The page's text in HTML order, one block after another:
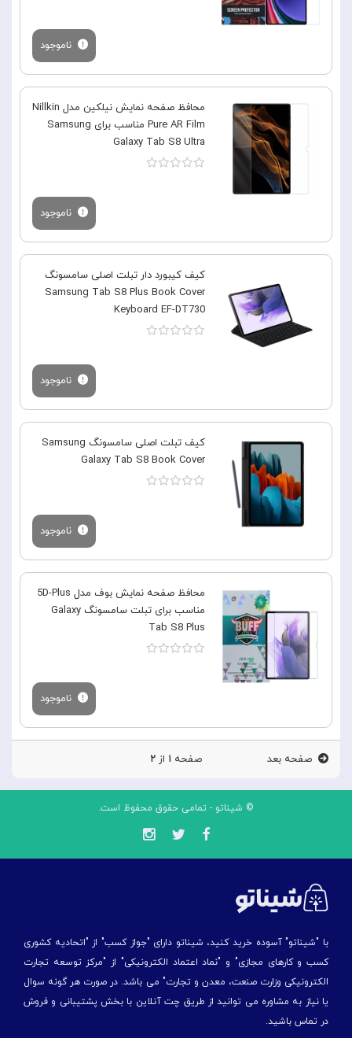
ناموجود
محافظ صفحه نمایش نیلکین مدل Nillkin
Pure AR Film مناسب برای Samsung
Galaxy Tab S8 Ultra
ناموجود
کیف کیبورد دار تبلت اصلی سامسونگ
Samsung Tab S8 Plus Book Cover
Keyboard EF-DT730
ناموجود
کیف تبلت اصلی سامسونگ Samsung
Galaxy Tab S8 Book Cover
ناموجود
محافظ صفحه نمایش بوف مدل 5D-Plus
مناسب برای تبلت سامسونگ Galaxy
Tab S8 Plus
ناموجود
صفحه بعد صفحه ۱ از ۲
© شیناتو - تمامی حقوق محفوظ است.
با "شیناتو" آسوده خرید کنید، شیناتو دارای "جواز کسب" از "اتحادیه کشوری
کسب و کارهای مجازی" و "نماد اعتماد الکترونیکی" از "مركز توسعه تجارت
الكترونیكی وزارت صنعت، معدن و تجارت" می باشد. در صورت هر گونه سوال
یا نیاز به مشاوره می توانید از طریق چت آنلاین با بخش پشتیبانی و فروش
در تماس باشید.